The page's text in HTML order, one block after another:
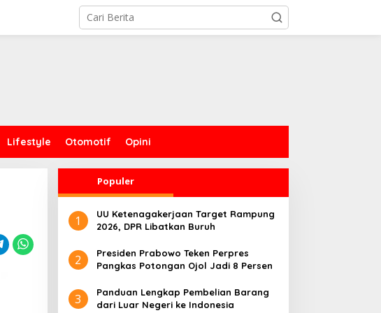
Lifestyle Otomotif Opini
Populer
1
UU Ketenagakerjaan Target Rampung
2026, DPR Libatkan Buruh
2
Presiden Prabowo Teken Perpres
Pangkas Potongan Ojol Jadi 8 Persen
3
Panduan Lengkap Pembelian Barang
dari Luar Negeri ke Indonesia